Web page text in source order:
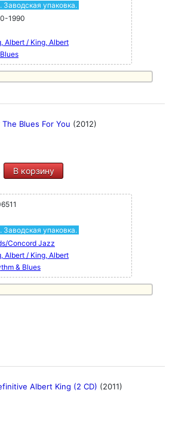
Заводская упаковка.
1990
Albert / King, Albert
Blues For You (2012)
В корзину
Заводская упаковка.
Concord Jazz
Albert / King, Albert
& Blues
Albert King (2 CD) (2011)